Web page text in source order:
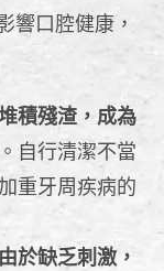
響口腔健康，
積殘渣，成為
自行清潔不當
重牙周疾病的
由於缺乏刺激，